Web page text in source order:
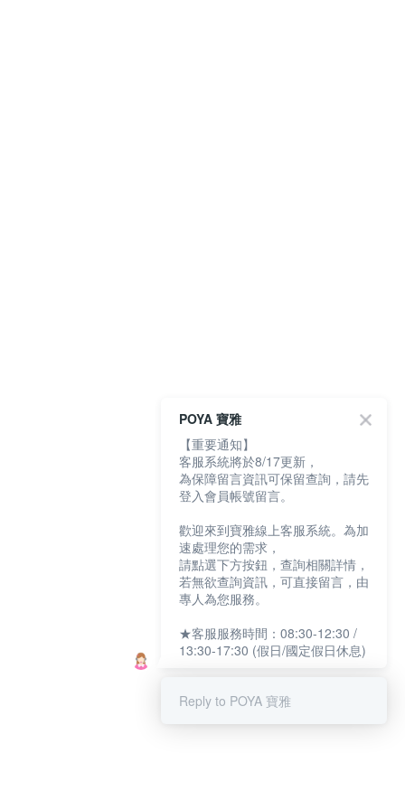
POYA 寶雅
【重要通知】
客服系統將於8/17更新，
為保障留言資訊可保留查詢，請先
登入會員帳號留言。
歡迎來到寶雅線上客服系統。為加
速處理您的需求，
請點選下方按鈕，查詢相關詳情，
若無欲查詢資訊，可直接留言，由
專人為您服務。
★客服服務時間：08:30-12:30 /
13:30-17:30 (假日/國定假日休息)
Reply to POYA 寶雅